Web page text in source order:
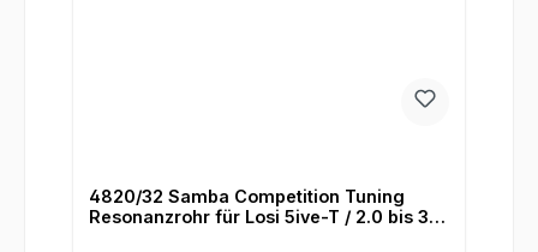
4820/32 Samba Competition Tuning
Resonanzrohr für Losi 5ive-T / 2.0 bis 32